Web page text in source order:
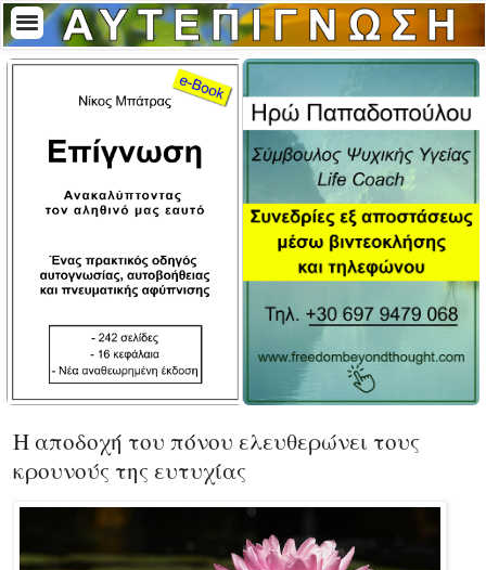
Η αποδοχή του πόνου ελευθερώνει τους
κρουνούς της ευτυχίας